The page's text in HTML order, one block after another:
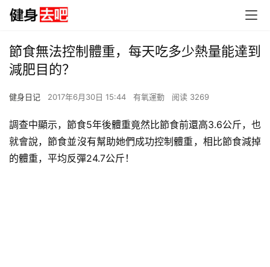
節食無法控制體重，每天吃多少熱量能達到
減肥目的？
健身日记 2017年6月30日 15:44 有氧運動 阅读 3269
調查中顯示，節食5年後體重竟然比節食前還高3.6公斤，也
就會說，節食並沒有幫助她們成功控制體重，相比節食減掉
的體重，平均反彈24.7公斤！